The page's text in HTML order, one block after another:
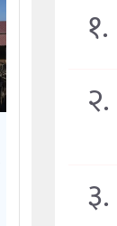
१.
२.
३.